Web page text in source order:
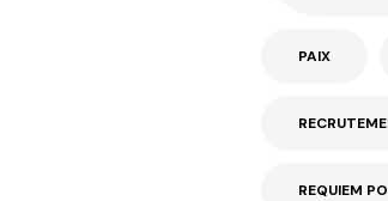
PAIX
REQUIEM